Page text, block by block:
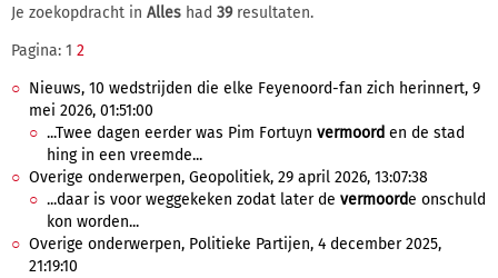
Je zoekopdracht in Alles had 39resultaten.
Pagina: 1 2
Nieuws, 10 wedstrijden die elke Feyenoord-fan zich herinnert, 9
mei 2026, 01:51:00
...Twee dagen eerder was Pim Fortuyn vermoord en de stad
hing in een vreemde...
Overige onderwerpen, Geopolitiek, 29 april 2026, 13:07:38
...daar is voor weggekeken zodat later de vermoorde onschuld
kon worden...
Overige onderwerpen, Politieke Partijen, 4 december 2025,
21:19:10